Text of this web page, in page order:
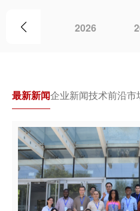
2026
最新新闻企业新闻技术前沿市